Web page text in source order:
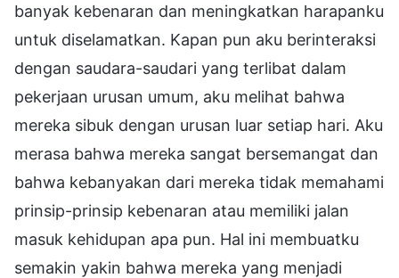
banyak kebenaran dan meningkatkan harapanku
untuk diselamatkan. Kapan pun aku berinteraksi
dengan saudara-saudari yang terlibat dalam
pekerjaan urusan umum, aku melihat bahwa
mereka sibuk dengan urusan luar setiap hari. Aku
merasa bahwa mereka sangat bersemangat dan
bahwa kebanyakan dari mereka tidak memahami
prinsip-prinsip kebenaran atau memiliki jalan
masuk kehidupan apa pun. Hal ini membuatku
semakin yakin bahwa mereka yang menjadi